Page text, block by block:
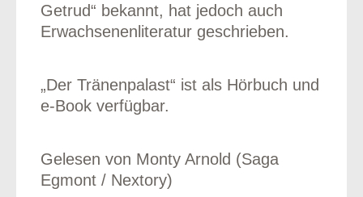
Getrud“ bekannt, hat jedoch auch
Erwachsenenliteratur geschrieben.
„Der Tränenpalast“ ist als Hörbuch und
e-Book verfügbar.
Gelesen von Monty Arnold (Saga
Egmont / Nextory)